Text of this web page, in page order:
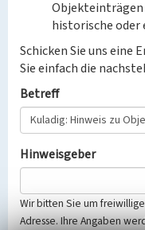
Objekteinträgen
historische oder
Schicken Sie uns eine
Sie einfach die
Betreff
Hinweisgeber
Wir bitten Sie um
Adresse. Ihre Angaben